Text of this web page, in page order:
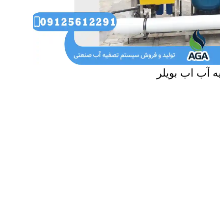
آب اب بویلر